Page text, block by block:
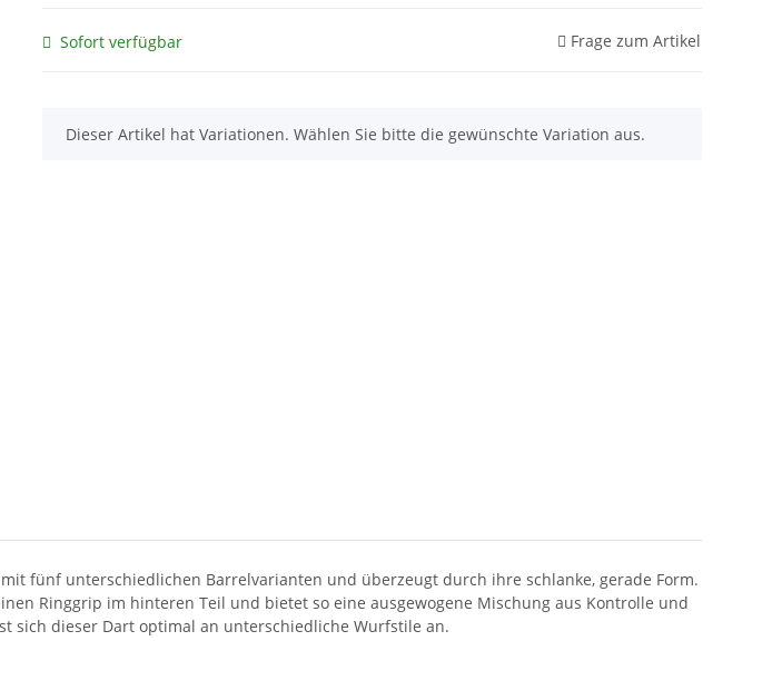
Sofort verfügbar Frage zum Artikel
x
Dieser Artikel hat Variationen. Wählen Sie bitte die gewünschte Variation aus.
fünf unterschiedlichen Barrelvarianten und überzeugt durch ihre schlanke, gerade Form.
Ringgrip im hinteren Teil und bietet so eine ausgewogene Mischung aus Kontrolle und
sich dieser Dart optimal an unterschiedliche Wurfstile an.